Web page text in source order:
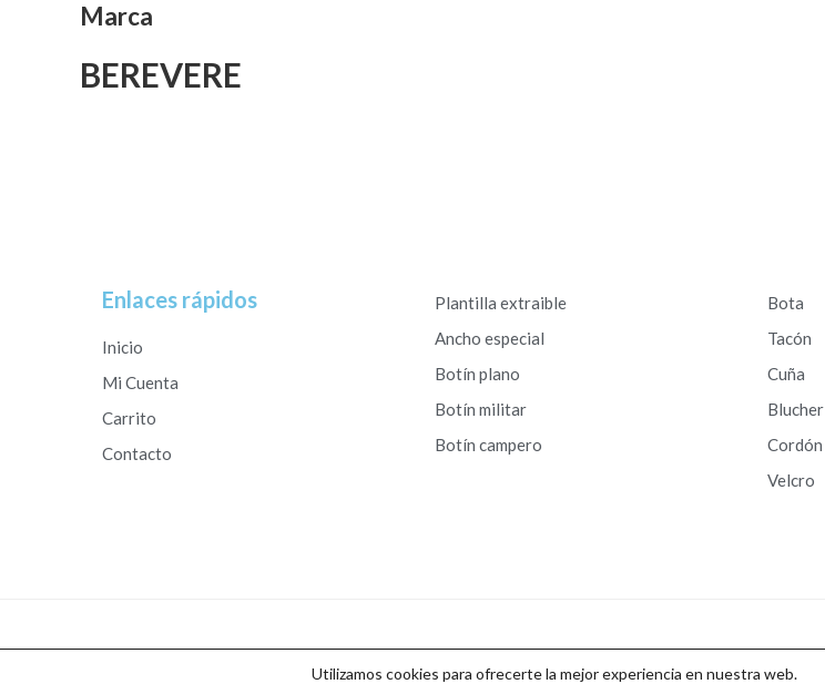
Marca
BEREVERE
Enlaces rápidos
Inicio
Mi Cuenta
Carrito
Contacto
Plantilla extraible
Ancho especial
Botín plano
Botín militar
Botín campero
Bota
Tacón
Cuña
Blucher
Cordón
Velcro
Utilizamos cookies para ofrecerte la mejor experiencia en nuestra web.